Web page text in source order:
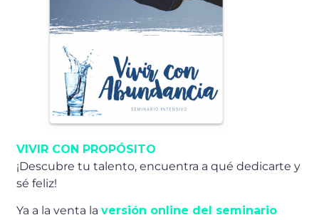
VIVIR CON PROPÓSITO
¡Descubre tu talento, encuentra a qué dedicarte y
sé feliz!
Ya a la venta laversión online del seminario